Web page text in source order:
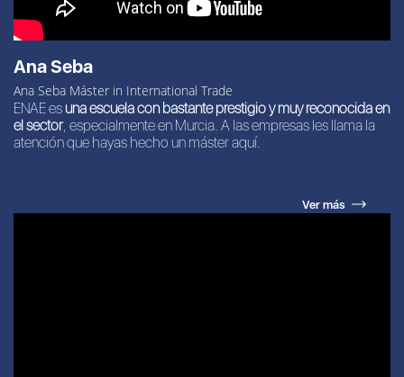
Ana Seba
Ana Seba Máster in International Trade
ENAE esuna escuela con bastante prestigio y muy reconocida en
el sector, especialmente en Murcia. A las empresas les llama la
atención que hayas hecho un máster aquí.
Ver más